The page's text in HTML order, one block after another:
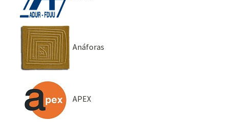
Anáforas
APEX